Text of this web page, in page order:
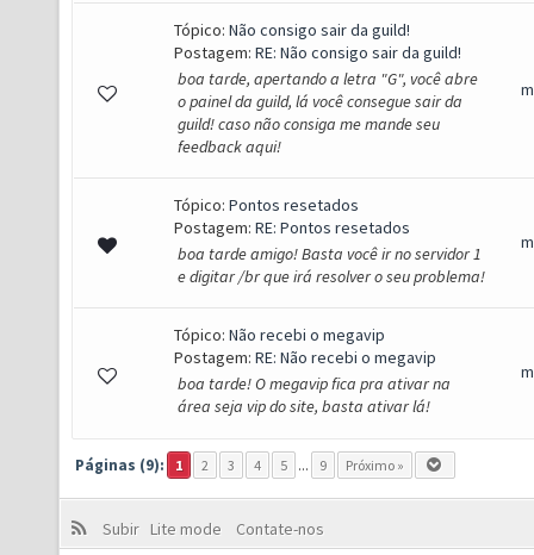
Tópico: Não consigo sair da guild!
Postagem: RE: Não consigo sair da guild!
boa tarde, apertando a letra "G", você abre
o painel da guild, lá você consegue sair da
guild! caso não consiga me mande seu
feedback aqui!
Tópico: Pontos resetados
Postagem: RE: Pontos resetados
boa tarde amigo! Basta você ir no servidor 1
e digitar /br que irá resolver o seu problema!
Tópico: Não recebi o megavip
Postagem: RE: Não recebi o megavip
boa tarde! O megavip fica pra ativar na
área seja vip do site, basta ativar lá!
Páginas (9): 1 2 3 4 5 ... 9 Próximo »
Subir Lite mode
Contate-nos